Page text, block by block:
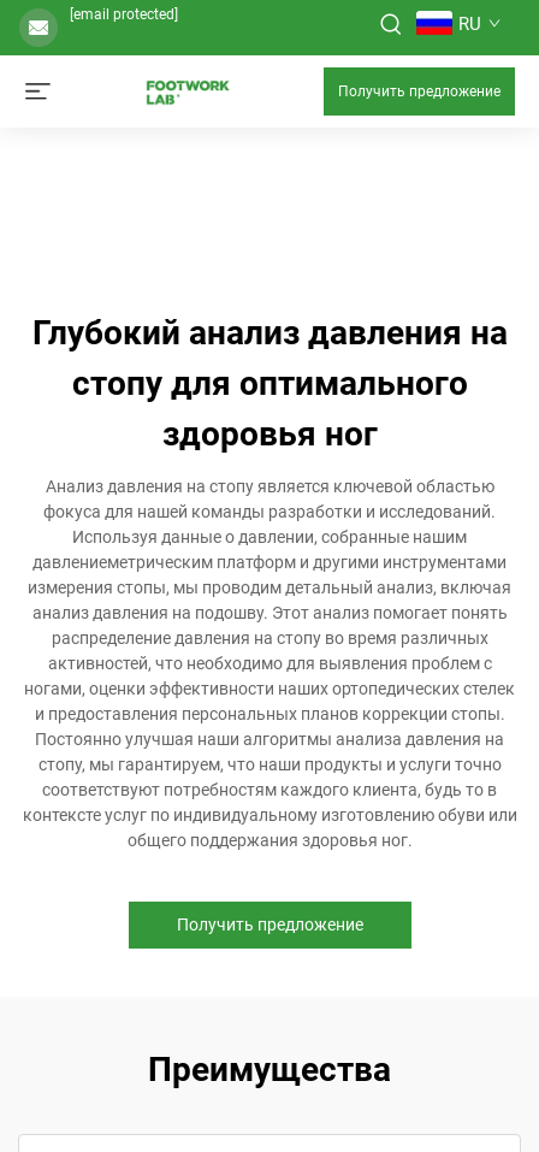
[email protected] RU
Получить предложение
Глубокий анализ давления на
стопу для оптимального
здоровья ног
Анализ давления на стопу является ключевой областью
фокуса для нашей команды разработки и исследований.
Используя данные о давлении, собранные нашим
давлениеметрическим платформ и другими инструментами
измерения стопы, мы проводим детальный анализ, включая
анализ давления на подошву. Этот анализ помогает понять
распределение давления на стопу во время различных
активностей, что необходимо для выявления проблем с
ногами, оценки эффективности наших ортопедических стелек
и предоставления персональных планов коррекции стопы.
Постоянно улучшая наши алгоритмы анализа давления на
стопу, мы гарантируем, что наши продукты и услуги точно
соответствуют потребностям каждого клиента, будь то в
контексте услуг по индивидуальному изготовлению обуви или
общего поддержания здоровья ног.
Получить предложение
Преимущества